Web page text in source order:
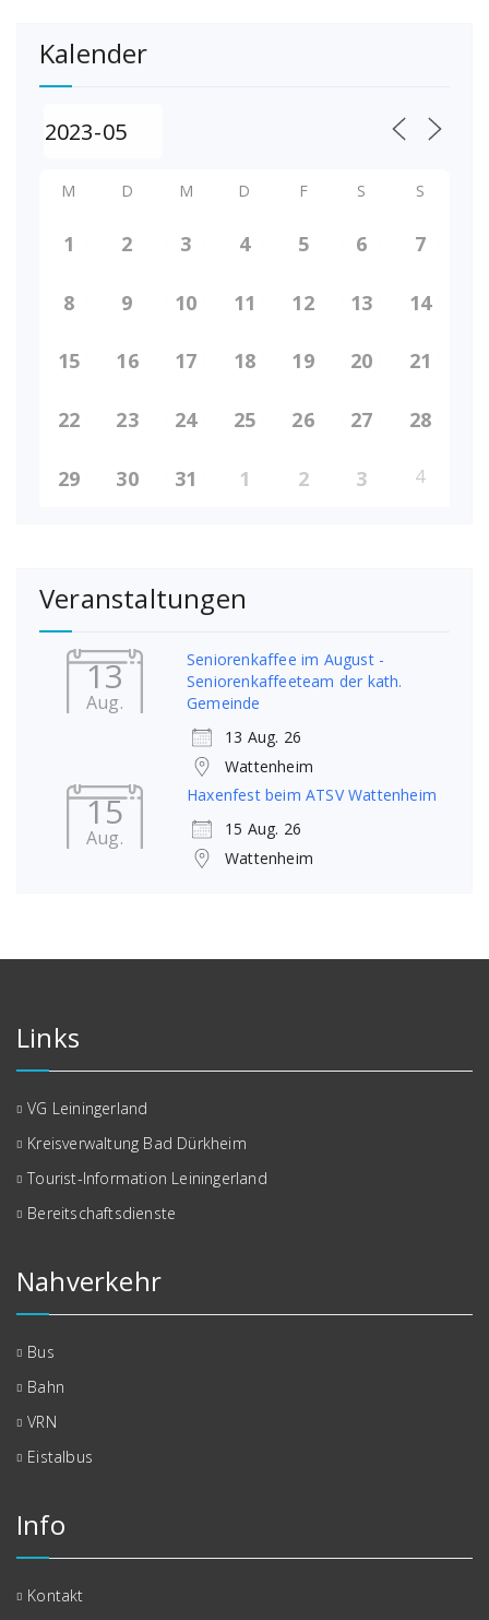
Kalender
M D M D F S S
1 2 3 4 5 6 7
8 9 10 11 12 13 14
15 16 17 18 19 20 21
22 23 24 25 26 27 28
29 30 31 1 2 3 4
Veranstaltungen
13
Aug.
Seniorenkaffee im August -
Seniorenkaffeeteam der kath.
Gemeinde
13 Aug. 26
Wattenheim
15
Aug.
Haxenfest beim ATSV Wattenheim
15 Aug. 26
Wattenheim
Links
VG Leiningerland
Kreisverwaltung Bad Dürkheim
Tourist-Information Leiningerland
Bereitschaftsdienste
Nahverkehr
Bus
Bahn
VRN
Eistalbus
Info
Kontakt